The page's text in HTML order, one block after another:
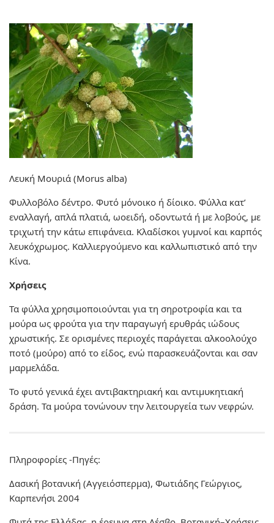
Λευκή Μουριά (Morus alba)
Φυλλοβόλο δέντρο. Φυτό μόνοικο ή δίοικο. Φύλλα κατ’
εναλλαγή, απλά πλατιά, ωοειδή, οδοντωτά ή με λοβούς, με
τριχωτή την κάτω επιφάνεια. Κλαδίσκοι γυμνοί και καρπός
λευκόχρωμος. Καλλιεργούμενο και καλλωπιστικό από την
Κίνα.
Χρήσεις
Τα φύλλα χρησιμοποιούνται για τη σηροτροφία και τα
μούρα ως φρούτα για την παραγωγή ερυθράς ιώδους
χρωστικής. Σε ορισμένες περιοχές παράγεται αλκοολούχο
ποτό (μούρο) από το είδος, ενώ παρασκευάζονται και σαν
μαρμελάδα.
Το φυτό γενικά έχει αντιβακτηριακή και αντιμυκητιακή
δράση. Τα μούρα τονώνουν την λειτουργεία των νεφρών.
Πληροφορίες -Πηγές:
Δασική βοτανική (Αγγειόσπερμα), Φωτιάδης Γεώργιος,
Καρπενήσι 2004